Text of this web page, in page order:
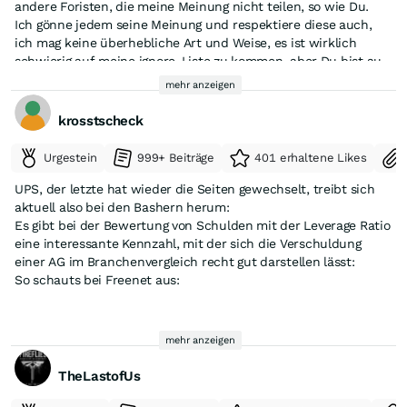
andere Foristen, die meine Meinung nicht teilen, so wie Du.
Ich gönne jedem seine Meinung und respektiere diese auch,
ich mag keine überhebliche Art und Weise, es ist wirklich
schwierig auf meine ignore-Liste zu kommen, aber Du bist auf
Da wären wir jetzt also unter 27€.... ich warte aber noch bissi
ab mit nachkaufen....🤔
mehr anzeigen
krosstscheck
Urgestein 999+ Beiträge 401 erhaltene Likes
UPS, der letzte hat wieder die Seiten gewechselt, treibt sich
aktuell also bei den Bashern herum:
Es gibt bei der Bewertung von Schulden mit der Leverage Ratio
eine interessante Kennzahl, mit der sich die Verschuldung
einer AG im Branchenvergleich recht gut darstellen lässt:
So schauts bei Freenet aus:
📊 freenet: aktuelle Verschuldung (Kennzahlen)
Typische Maßzahl in der Branche ist:
mehr anzeigen
TheLastofUs